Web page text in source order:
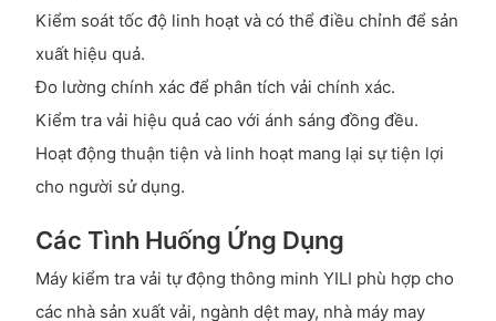
Kiểm soát tốc độ linh hoạt và có thể điều chỉnh để sản
xuất hiệu quả.
Đo lường chính xác để phân tích vải chính xác.
Kiểm tra vải hiệu quả cao với ánh sáng đồng đều.
Hoạt động thuận tiện và linh hoạt mang lại sự tiện lợi
cho người sử dụng.
Các Tình Huống Ứng Dụng
Máy kiểm tra vải tự động thông minh YILI phù hợp cho
các nhà sản xuất vải, ngành dệt may, nhà máy may